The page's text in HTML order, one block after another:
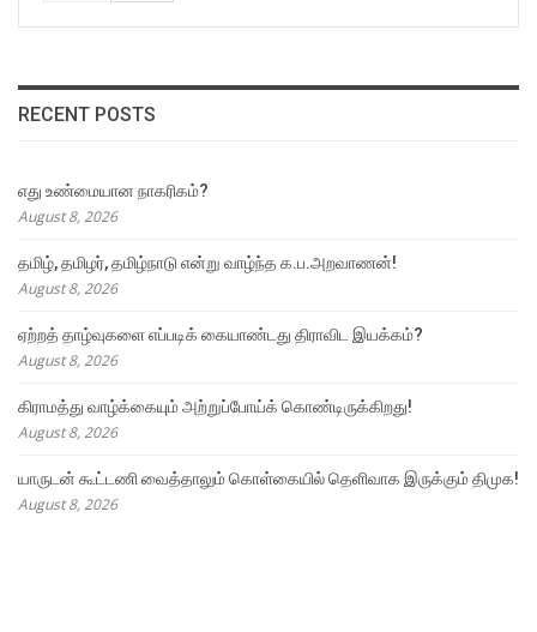
RECENT POSTS
எது உண்மையான நாகரிகம்?
August 8, 2026
தமிழ், தமிழர், தமிழ்நாடு என்று வாழ்ந்த க.ப.அறவாணன்!
August 8, 2026
ஏற்றத் தாழ்வுகளை எப்படிக் கையாண்டது திராவிட இயக்கம்?
August 8, 2026
கிராமத்து வாழ்க்கையும் அற்றுப்போய்க் கொண்டிருக்கிறது!
August 8, 2026
யாருடன் கூட்டணி வைத்தாலும் கொள்கையில் தெளிவாக இருக்கும் திமுக!
August 8, 2026